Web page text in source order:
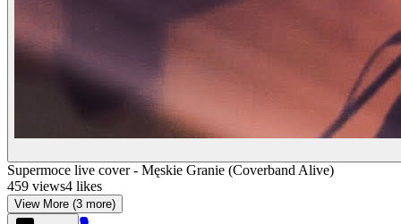
Supermoce live cover - Męskie Granie (Coverband Alive)
459 views4 likes
View More (3 more)